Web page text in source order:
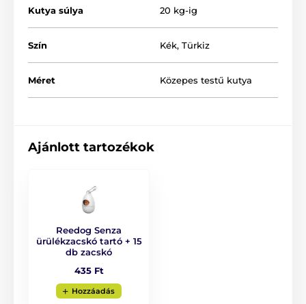
Amennyiben egy termék esetében a minőség és a
eredeti és praktikus designnal lett ellátva. A termék
négyféle méretben és 6 különféle színváltozatban is
Kutya súlya 20 kg-ig
Szín Kék, Türkiz
Méret Közepes testű kutya
Ajánlott tartozékok
Reedog Senza
ürülékzacskó tartó + 15
db zacskó
435 Ft
Hozzáadás